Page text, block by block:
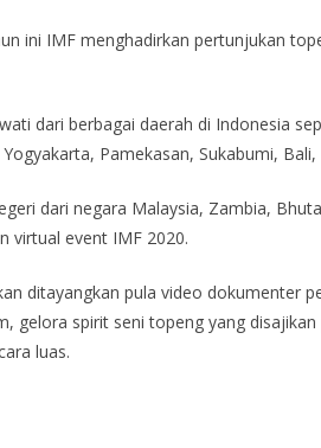
ini IMF menghadirkan pertunjukan
dari berbagai daerah di Indonesia
Pamekasan, Sukabumi,
dari negara Malaysia, Zambia,
virtual event IMF 2020.
ditayangkan pula video dokumenter
gelora spirit seni topeng yang
luas.